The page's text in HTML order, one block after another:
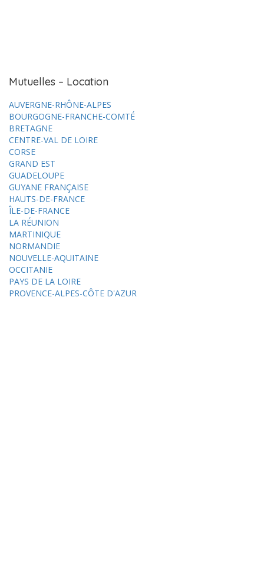
Mutuelles – Location
AUVERGNE-RHÔNE-ALPES
BOURGOGNE-FRANCHE-COMTÉ
BRETAGNE
CENTRE-VAL DE LOIRE
CORSE
GRAND EST
GUADELOUPE
GUYANE FRANÇAISE
HAUTS-DE-FRANCE
ÎLE-DE-FRANCE
LA RÉUNION
MARTINIQUE
NORMANDIE
NOUVELLE-AQUITAINE
OCCITANIE
PAYS DE LA LOIRE
PROVENCE-ALPES-CÔTE D'AZUR